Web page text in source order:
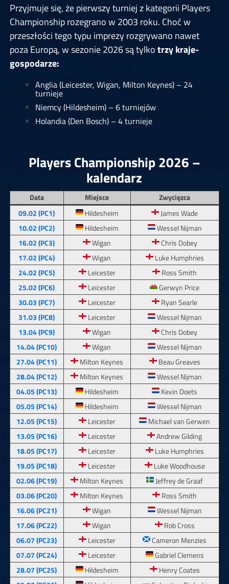
Przyjmuje się, że pierwszy turniej z kategorii Players
Championship rozegrano w 2003 roku. Choć w
przeszłości tego typu imprezy rozgrywano nawet
poza Europą, w sezonie 2026 są tylkotrzy kraje-
gospodarze:
Anglia (Leicester, Wigan, Milton Keynes) – 24
turnieje
Niemcy (Hildesheim) – 6 turniejów
Holandia (Den Bosch) – 4 turnieje
Players Championship 2026 –
kalendarz
Data Miejsce
Zwycięzca
09.02 (PC1)
Hildesheim
James Wade
10.02 (PC2)
Hildesheim
Wessel Nijman
16.02 (PC3)
Wigan
Chris Dobey
17.02 (PC4)
Wigan
Luke Humphries
24.02 (PC5)
Leicester
Ross Smith
25.02 (PC6)
Leicester
Gerwyn Price
30.03 (PC7)
Leicester
Ryan Searle
31.03 (PC8)
Leicester
Wessel Nijman
13.04 (PC9)
Wigan
Chris Dobey
14.04 (PC10)
Wigan
Wessel Nijman
27.04 (PC11)
Milton Keynes
Beau Greaves
28.04 (PC12)
Milton Keynes
Wessel Nijman
04.05 (PC13)
Hildesheim
Kevin Doets
05.05 (PC14)
Hildesheim
Wessel Nijman
12.05 (PC15)
Leicester
Michael van Gerwen
13.05 (PC16)
Leicester
Andrew Gilding
18.05 (PC17)
Leicester
Luke Humphries
19.05 (PC18)
Leicester
Luke Woodhouse
02.06 (PC19)
Milton Keynes
Jeffrey de Graaf
03.06 (PC20)
Milton Keynes
Ross Smith
16.06 (PC21)
Wigan
Wessel Nijman
17.06 (PC22)
Wigan
Rob Cross
06.07 (PC23)
Leicester
Cameron Menzies
07.07 (PC24)
Leicester
Gabriel Clemens
28.07 (PC25)
Hildesheim
Henry Coates